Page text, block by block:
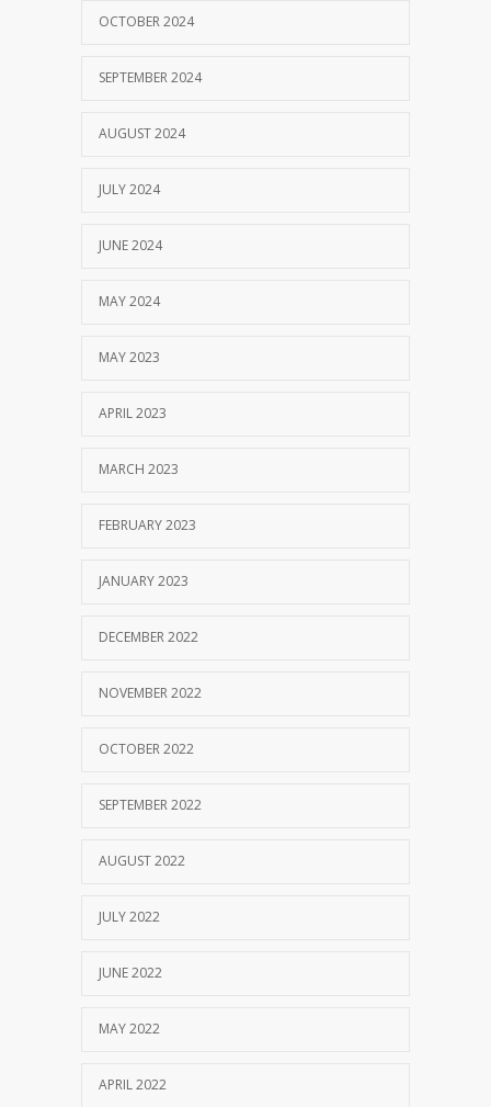
OCTOBER 2024
SEPTEMBER 2024
AUGUST 2024
JULY 2024
JUNE 2024
MAY 2024
MAY 2023
APRIL 2023
MARCH 2023
FEBRUARY 2023
JANUARY 2023
DECEMBER 2022
NOVEMBER 2022
OCTOBER 2022
SEPTEMBER 2022
AUGUST 2022
JULY 2022
JUNE 2022
MAY 2022
APRIL 2022